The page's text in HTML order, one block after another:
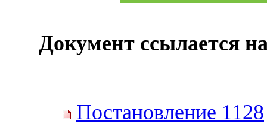
Документ ссылается
Постановление 1128